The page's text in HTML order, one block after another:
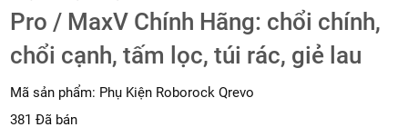
Pro / MaxV Chính Hãng: chổi chính,
chổi cạnh, tấm lọc, túi rác, giẻ lau
Mã sản phẩm: Phụ Kiện Roborock Qrevo
381 Đã bán